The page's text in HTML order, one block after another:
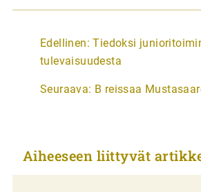
A
r
i
e
Edellinen: Tiedoksi
tulevaisuudesta
Seuraava: B reissaa
Aiheeseen liittyvät